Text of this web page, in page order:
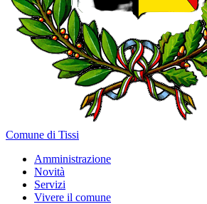
Comune di Tissi
Amministrazione
Novità
Servizi
Vivere il comune